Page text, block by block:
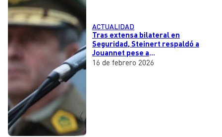
ACTUALIDAD
Tras extensa bilateral en
Seguridad, Steinert respaldó a
Jouannet pese a
cuestionamientos y no descartó
16 de febrero 2026